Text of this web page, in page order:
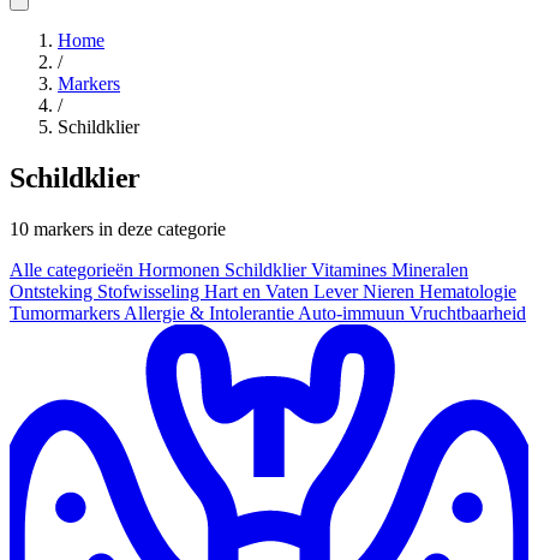
Home
/
Markers
/
Schildklier
Schildklier
10 markers in deze categorie
Alle categorieën Hormonen SchildklierVitamines Mineralen
Ontsteking Stofwisseling Hart en Vaten LeverNieren Hematologie
Tumormarkers Allergie & Intolerantie Auto-immuun Vruchtbaarheid